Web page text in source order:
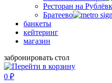
Ресторан на
Братеево
банкеты
кейтеринг
магазин
забронировать стол
0 ₽